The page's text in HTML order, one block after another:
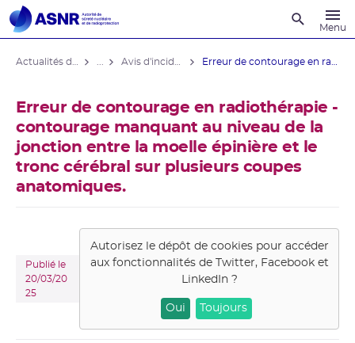
Menu
Erreur de contourage en radiothérapie -
contourage manquant au niveau de la
jonction entre la moelle épinière et le
tronc cérébral sur plusieurs coupes
anatomiques.
Publié le
20/03/20
25
Autorisez le dépôt de cookies pour accéder
aux fonctionnalités de Twitter, Facebook et
LinkedIn?
Oui Toujours